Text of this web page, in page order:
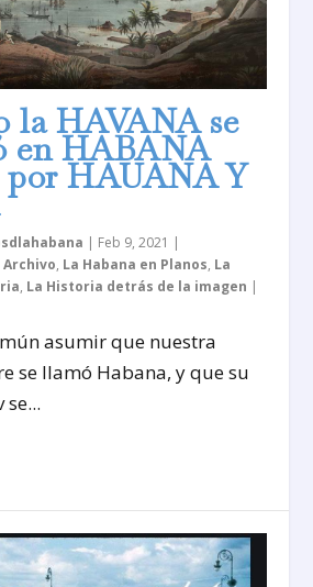
la HAVANA se
en HABANA
por HAUANA Y
| Feb 9, 2021 |
Archivo, La Habana en Planos, La
, La Historia detrás de la imagen |
asumir que nuestra
se llamó Habana, y que su